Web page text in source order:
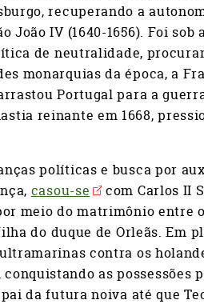
recuperando a
João IV (1640-1656). Foi
de neutralidade,
monarquias da época, a
Portugal para a
reinante em 1668,
políticas e busca por
casou-se
com Carlos II
meio do matrimônio entre
do duque de Orleãs. Em
contra os
as possessões
da futura noiva até que